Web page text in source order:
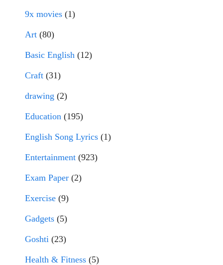
9x movies (1)
Art (80)
Basic English (12)
Craft (31)
drawing (2)
Education (195)
English Song Lyrics (1)
Entertainment (923)
Exam Paper (2)
Exercise (9)
Gadgets (5)
Goshti (23)
Health & Fitness (5)